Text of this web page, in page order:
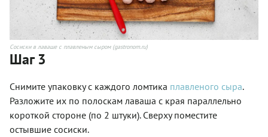
Сосиски в лаваше с плавленым сыром (gastronom.ru)
Шаг 3
Снимите упаковку с каждого ломтика плавленого сыра.
Разложите их по полоскам лаваша с края параллельно
короткой стороне (по 2 штуки). Сверху поместите
остывшие сосиски.